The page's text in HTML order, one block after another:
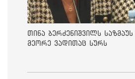
თინა ბერძენიშვილს
მეორე ვადითაც სურს